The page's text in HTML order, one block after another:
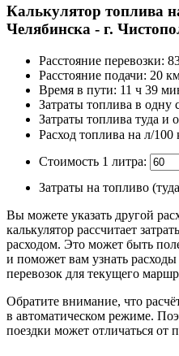
Калькулятор топлива
Челябинска - г.
Расстояние перевозки:
Расстояние подачи: 20
Время в пути: 11 ч 39
Затраты топлива в одну
Затраты топлива туда и
Расход топлива на л/100
Стоимость 1 литра:
Затраты на топливо
Вы можете указать другой
калькулятор рассчитает
расходом. Это может быть
и поможет вам узнать
перевозок для текущего
Обратите внимание, что
в автоматическом режиме.
поездки может отличаться от